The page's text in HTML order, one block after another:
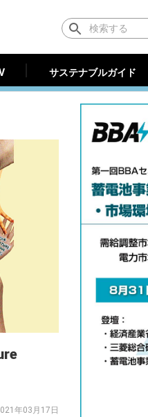
サステナブルガイド
サステナブルガイド
年03月17日